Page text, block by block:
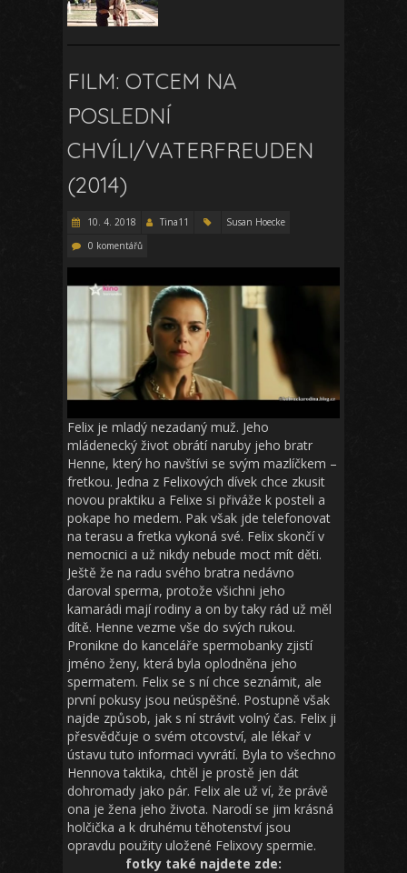
FILM: OTCEM NA
POSLEDNÍ
CHVÍLI/VATERFREUDEN
(2014)
10. 4. 2018 Tina11
Susan Hoecke
0 komentářů
Felix je mladý nezadaný muž. Jeho
mládenecký život obrátí naruby jeho bratr
Henne, který ho navštívi se svým mazlíčkem –
fretkou. Jedna z Felixových dívek chce zkusit
novou praktiku a Felixe si přiváže k posteli a
pokape ho medem. Pak však jde telefonovat
na terasu a fretka vykoná své. Felix skončí v
nemocnici a už nikdy nebude moct mít děti.
Ještě že na radu svého bratra nedávno
daroval sperma, protože všichni jeho
kamarádi mají rodiny a on by taky rád už měl
dítě. Henne vezme vše do svých rukou.
Pronikne do kanceláře spermobanky zjistí
jméno ženy, která byla oplodněna jeho
spermatem. Felix se s ní chce seznámit, ale
první pokusy jsou neúspěšné. Postupně však
najde způsob, jak s ní strávit volný čas. Felix ji
přesvědčuje o svém otcovství, ale lékař v
ústavu tuto informaci vyvrátí. Byla to všechno
Hennova taktika, chtěl je prostě jen dát
dohromady jako pár. Felix ale už ví, že právě
ona je žena jeho života. Narodí se jim krásná
holčička a k druhému těhotenství jsou
opravdu použity uložené Felixovy spermie.
fotky také najdete zde: